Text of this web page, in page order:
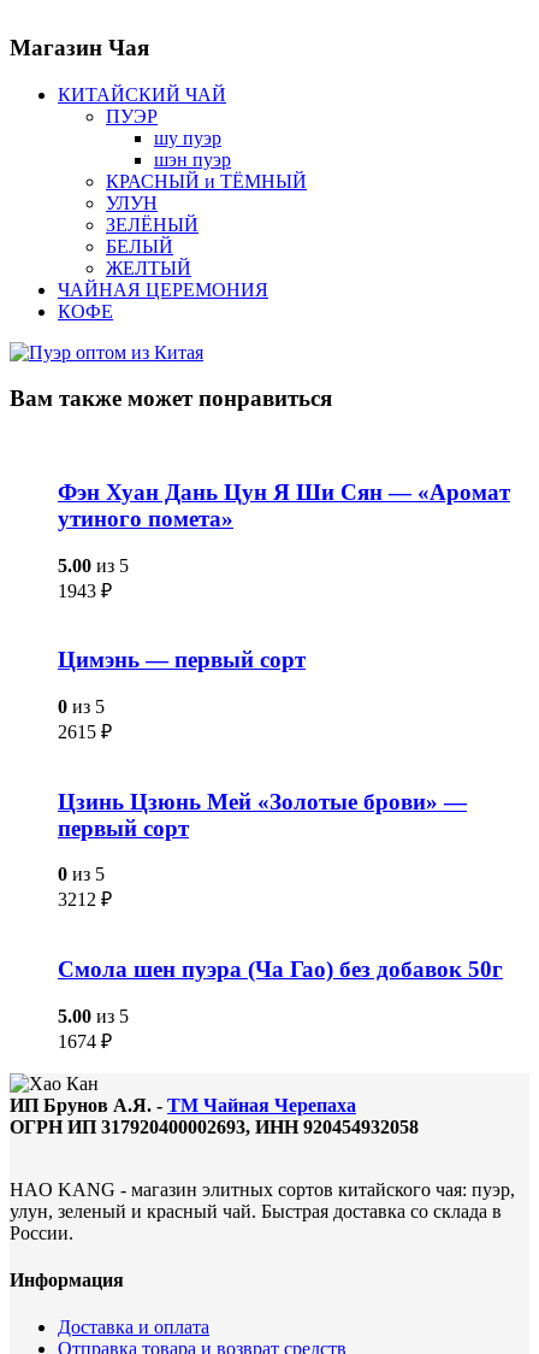
Магазин Чая
КИТАЙСКИЙ ЧАЙ
ПУЭР
шу пуэр
шэн пуэр
КРАСНЫЙ и ТЁМНЫЙ
УЛУН
ЗЕЛЁНЫЙ
БЕЛЫЙ
ЖЕЛТЫЙ
ЧАЙНАЯ ЦЕРЕМОНИЯ
КОФЕ
Вам также может понравиться
Фэн Хуан Дань Цун Я Ши Сян — «Аромат
утиного помета»
5.00 из 5
1943 ₽
Цимэнь — первый сорт
0 из 5
2615 ₽
Цзинь Цзюнь Мей «Золотые брови» —
первый сорт
0 из 5
3212 ₽
Смола шен пуэра (Ча Гао) без добавок 50г
5.00 из 5
1674 ₽
ИП Брунов А.Я. - ТМ Чайная Черепаха
ОГРН ИП 317920400002693, ИНН 920454932058
HAO KANG - магазин элитных сортов китайского чая: пуэр,
улун, зеленый и красный чай. Быстрая доставка со склада в
России.
Информация
Доставка и оплата
Отправка товара и возврат средств